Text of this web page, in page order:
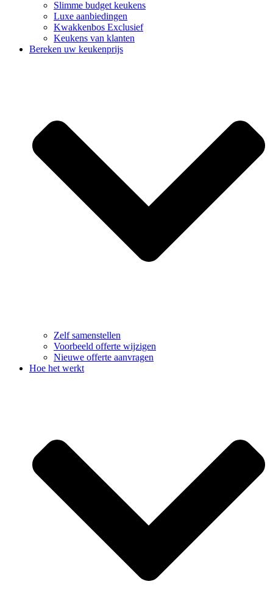
Slimme budget keukens
Luxe aanbiedingen
Kwakkenbos Exclusief
Keukens van klanten
Bereken uw keukenprijs
Zelf samenstellen
Voorbeeld offerte wijzigen
Nieuwe offerte aanvragen
Hoe het werkt